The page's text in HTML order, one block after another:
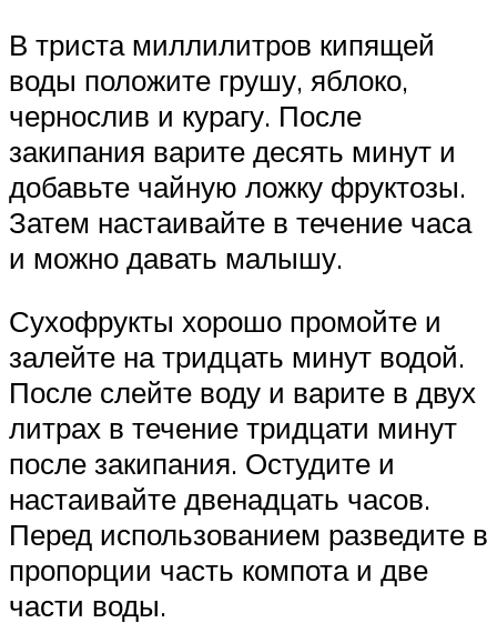
В триста миллилитров кипящей
воды положите грушу, яблоко,
чернослив и курагу. После
закипания варите десять минут и
добавьте чайную ложку фруктозы.
Затем настаивайте в течение часа
и можно давать малышу.
Сухофрукты хорошо промойте и
залейте на тридцать минут водой.
После слейте воду и варите в двух
литрах в течение тридцати минут
после закипания. Остудите и
настаивайте двенадцать часов.
Перед использованием разведите в
пропорции часть компота и две
части воды.